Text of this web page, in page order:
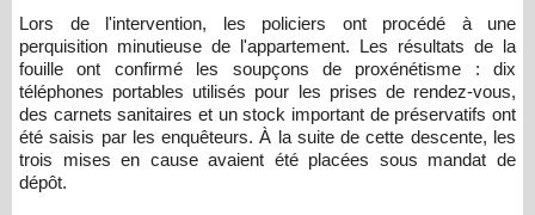
Lors de l'intervention, les policiers ont procédé à une
perquisition minutieuse de l'appartement. Les résultats de la
fouille ont confirmé les soupçons de proxénétisme : dix
téléphones portables utilisés pour les prises de rendez-vous,
des carnets sanitaires et un stock important de préservatifs ont
été saisis par les enquêteurs. À la suite de cette descente, les
trois mises en cause avaient été placées sous mandat de
dépôt.